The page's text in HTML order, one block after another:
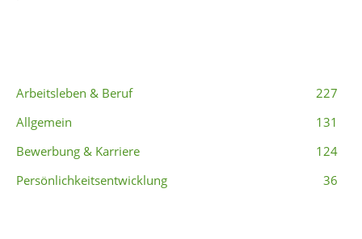
Arbeitsleben & Beruf
227
Allgemein
131
Bewerbung & Karriere
124
Persönlichkeitsentwicklung
36